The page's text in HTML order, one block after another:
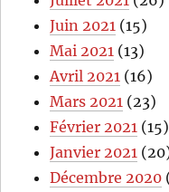
Juin 2021 (15)
Mai 2021 (13)
Avril 2021 (16)
Mars 2021 (23)
Février 2021 (15)
Janvier 2021
Décembre 2020